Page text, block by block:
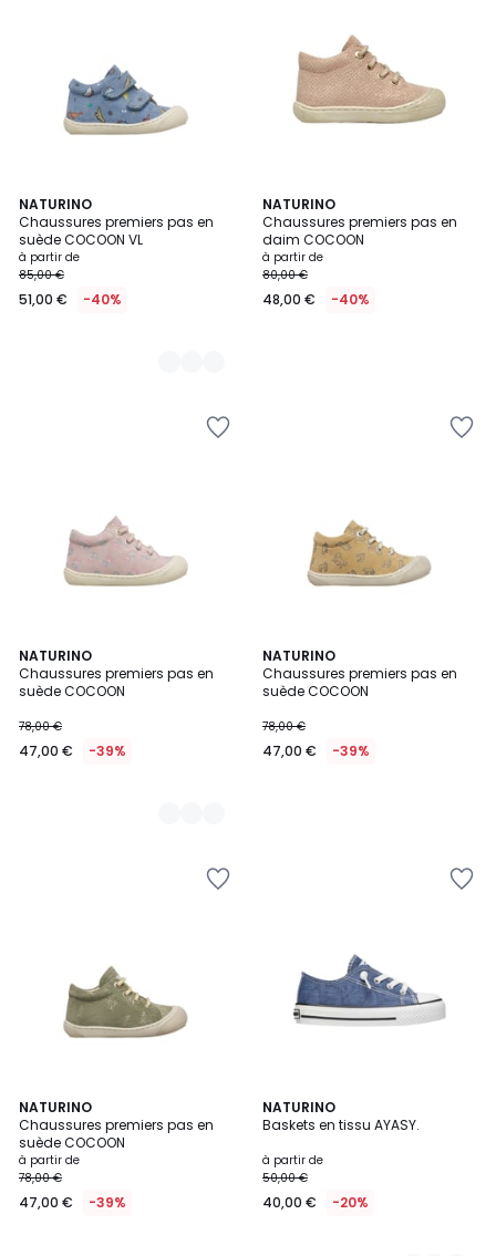
NATURINO
Chaussures premiers pas en
suède COCOON VL
à partir de
85,00 €
51,00 € -40%
2
Couleurs
NATURINO
Chaussures premiers pas en
daim COCOON
à partir de
80,00 €
48,00 € -40%
NATURINO
Chaussures premiers pas en
suède COCOON
78,00 €
47,00 € -39%
2
Couleurs
NATURINO
Chaussures premiers pas en
suède COCOON
78,00 €
47,00 € -39%
NATURINO
Chaussures premiers pas en
suède COCOON
à partir de
78,00 €
47,00 € -39%
NATURINO
Baskets en tissu AYASY.
à partir de
50,00 €
40,00 € -20%
4
Couleurs